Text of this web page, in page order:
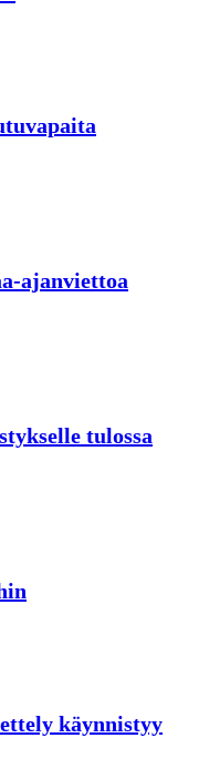
ajanviettoa
tulossa
käynnistyy